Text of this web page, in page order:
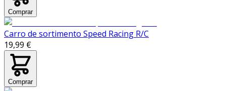
Comprar
Carro de sortimento Speed Racing R/C
19,99 €
Comprar